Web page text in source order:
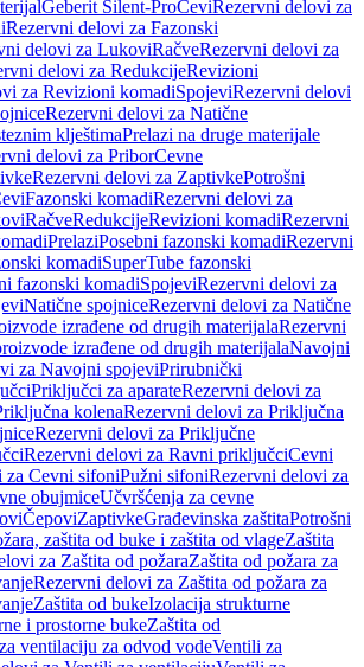
Geberit Silent-ProCeviRezervni delovi za
Rezervni delovi za Fazonski
delovi za LukoviRačveRezervni delovi za
delovi za RedukcijeRevizioni
za Revizioni komadiSpojeviRezervni delovi
Rezervni delovi za Natične
klještimaPrelazi na druge materijale
delovi za PriborCevne
Rezervni delovi za ZaptivkePotrošni
Fazonski komadiRezervni delovi za
RačveRedukcijeRevizioni komadiRezervni
PrelaziPosebni fazonski komadiRezervni
komadiSuperTube fazonski
fazonski komadiSpojeviRezervni delovi za
Natične spojniceRezervni delovi za Natične
izrađene od drugih materijalaRezervni
izrađene od drugih materijalaNavojni
za Navojni spojeviPrirubnički
Priključci za aparateRezervni delovi za
kolenaRezervni delovi za Priključna
Rezervni delovi za Priključne
Rezervni delovi za Ravni priključciCevni
za Cevni sifoniPužni sifoniRezervni delovi za
obujmiceUčvršćenja za cevne
ČepoviZaptivkeGrađevinska zaštitaPotrošni
zaštita od buke i zaštita od vlageZaštita
za Zaštita od požaraZaštita od požara za
Rezervni delovi za Zaštita od požara za
Zaštita od bukeIzolacija strukturne
i prostorne bukeZaštita od
ventilaciju za odvod vodeVentili za